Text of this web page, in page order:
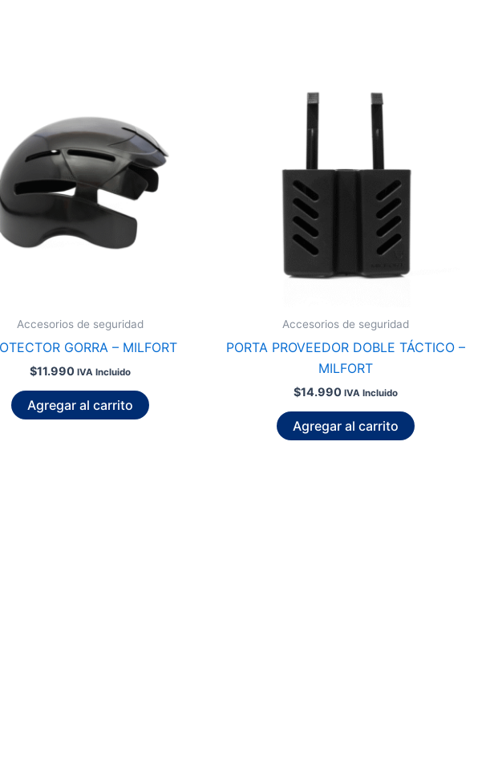
Accesorios de seguridad
GORRA – MILFORT
$11.990 IVA Incluido
Agregar al carrito
Accesorios de seguridad
PORTA PROVEEDOR DOBLE TÁCTICO –
MILFORT
$14.990 IVA Incluido
Agregar al carrito